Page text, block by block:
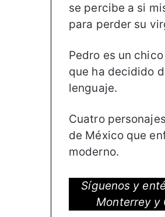
se percibe a si
para perder su
Pedro es un
que ha decidido
lenguaje.
Cuatro
de México que
moderno.
Síguenos y
Monterrey y